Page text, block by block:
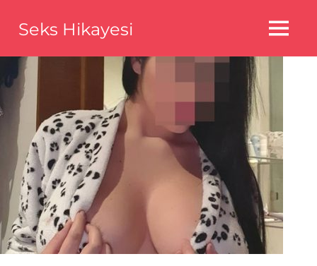
Seks Hikayesi
Hikayeleri,Bedava
Seks
Hikayeleri,Aldatma
Seks
Hikayeleri
MENU